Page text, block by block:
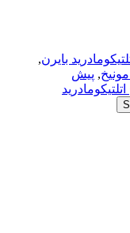
بایرن,
, پیش